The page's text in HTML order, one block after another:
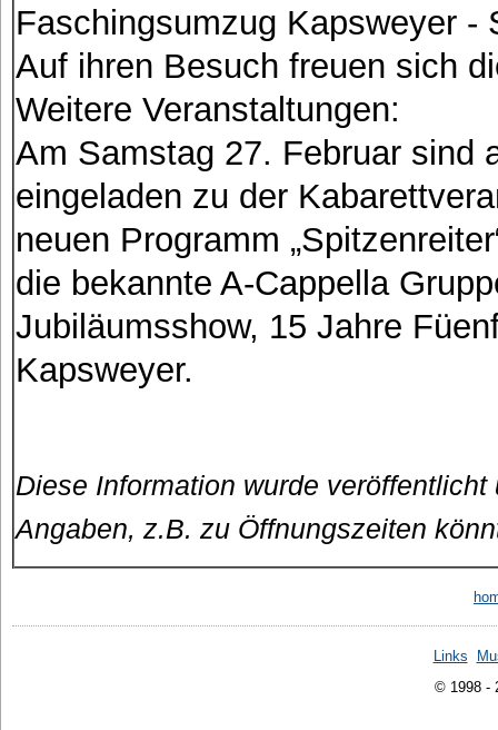
Faschingsumzug Kapsweyer -
Auf ihren Besuch freuen sich
Weitere Veranstaltungen:
Am Samstag 27. Februar sind
eingeladen zu der
neuen Programm
die bekannte A-Cappella
Jubiläumsshow, 15 Jahre
Kapsweyer.
Diese Information wurde
Angaben, z.B. zu Öffnungszeiten
Links
© 1998 -